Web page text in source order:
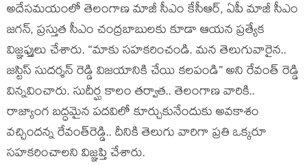
అదేస‌మ‌యంలో తెలంగాణ మాజీ సీఎం కేసీఆర్‌, ఏపీ మాజీ సీఎం
జ‌గ‌న్‌, ప్ర‌స్తుత సీఎం చంద్ర‌బాబుల‌కు కూడా ఆయ‌న ప్ర‌త్యేక
విజ్ఞ‌ప్తులు చేశారు. “మాకు స‌హ‌క‌రించండి. మ‌న తెలుగువారైన‌..
జ‌స్టిస్ సుద‌ర్శ‌న్ రెడ్డి విజ‌యానికి చేయి క‌ల‌పండి” అని రేవంత్ రెడ్డి
విన్న‌వించారు. సుదీర్ఘ కాలం త‌ర్వాత‌.. తెలంగాణ వారికి..
రాజ్యాంగ బ‌ద్ధ‌మైన ప‌ద‌విలో కూర్చుకునేందుకు అవ‌కాశం
వ‌చ్చింద‌న్న రేవంత్‌రెడ్డి.. దీనికి తెలుగు వారిగా ప్ర‌తి ఒక్క‌రూ
స‌హ‌క‌రించాల‌ని విజ్ఞ‌ప్తి చేశారు.